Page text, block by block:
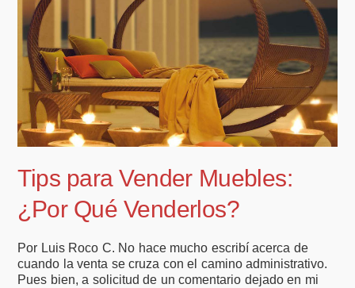
Tips para Vender Muebles:
¿Por Qué Venderlos?
Por Luis Roco C. No hace mucho escribí acerca de
cuando la venta se cruza con el camino administrativo.
Pues bien, a solicitud de un comentario dejado en mi